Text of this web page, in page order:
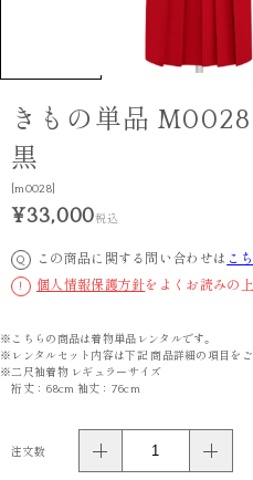
きもの単品
黒
[m0028]
¥33,000税込
Q この商品に関する問い合わせは こ
! 個人情報保護方針をよくお読みの
※こちらの商品は着物単品レンタルです。
※レンタルセット内容は下記 商品詳細の項目をご
※二尺袖着物 レギュラーサイズ
裄丈：68cm 袖丈：76cm
注文数